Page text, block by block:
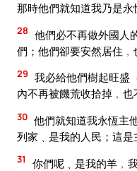
那時他們就知道我乃是永
28 他們必不再做外國人
們；他們卻要安然居住﹐
29 我必給他們樹起旺盛
內不再被饑荒收拾掉﹐也
30 他們就知道我永恆主
列家﹑是我的人民；這是
31
你們呢﹑是我的羊﹐